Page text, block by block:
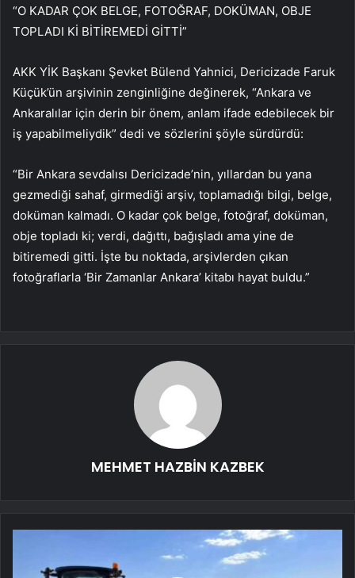
“O KADAR ÇOK BELGE, FOTOĞRAF, DOKÜMAN, OBJE
TOPLADI Kİ BİTİREMEDİ GİTTİ”
AKK YİK Başkanı Şevket Bülend Yahnici, Dericizade Faruk
Küçük’ün arşivinin zenginliğine değinerek, “Ankara ve
Ankaralılar için derin bir önem, anlam ifade edebilecek bir
iş yapabilmeliydik” dedi ve sözlerini şöyle sürdürdü:
“Bir Ankara sevdalısı Dericizade’nin, yıllardan bu yana
gezmediği sahaf, girmediği arşiv, toplamadığı bilgi, belge,
doküman kalmadı. O kadar çok belge, fotoğraf, doküman,
obje topladı ki; verdi, dağıttı, bağışladı ama yine de
bitiremedi gitti. İşte bu noktada, arşivlerden çıkan
fotoğraflarla ‘Bir Zamanlar Ankara’ kitabı hayat buldu.”
MEHMET HAZBİN KAZBEK